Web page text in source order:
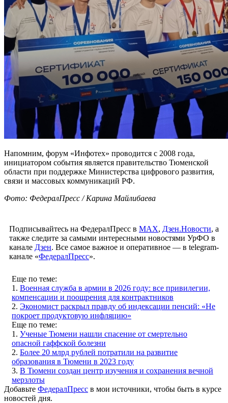
Напомним, форум «Инфотех» проводится с 2008 года,
инициатором события является правительство Тюменской
области при поддержке Министерства цифрового развития,
связи и массовых коммуникаций РФ.
Фото: ФедералПресс / Карина Майлибаева
Подписывайтесь на ФедералПресс в МАХ, Дзен.Новости, а
также следите за самыми интересными новостями УрФО в
канале Дзен. Все самое важное и оперативное — в telegram-
канале «ФедералПресс».
Еще по теме:
1. Военная служба в армии в 2026 году: все привилегии,
компенсации и поощрения для контрактников
2. Экономист раскрыл правду об индексации пенсий: «Не
покроет продуктовую инфляцию»
Еще по теме:
1. Ученые Тюмени нашли спасение от смертельно
опасной гаффской болезни
2. Более 20 млрд рублей потратили на развитие
образования в Тюмени в 2023 году
3. В Тюмени создан центр изучения и сохранения вечной
мерзлоты
Добавьте ФедералПресс в мои источники, чтобы быть в курсе
новостей дня.